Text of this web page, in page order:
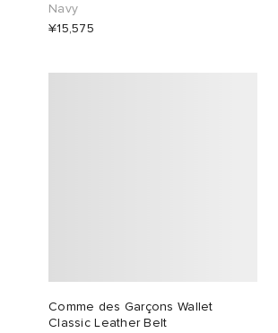
Navy
¥15,575
Comme des Garçons Wallet
Classic Leather Belt